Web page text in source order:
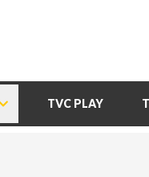
TVC PLAY